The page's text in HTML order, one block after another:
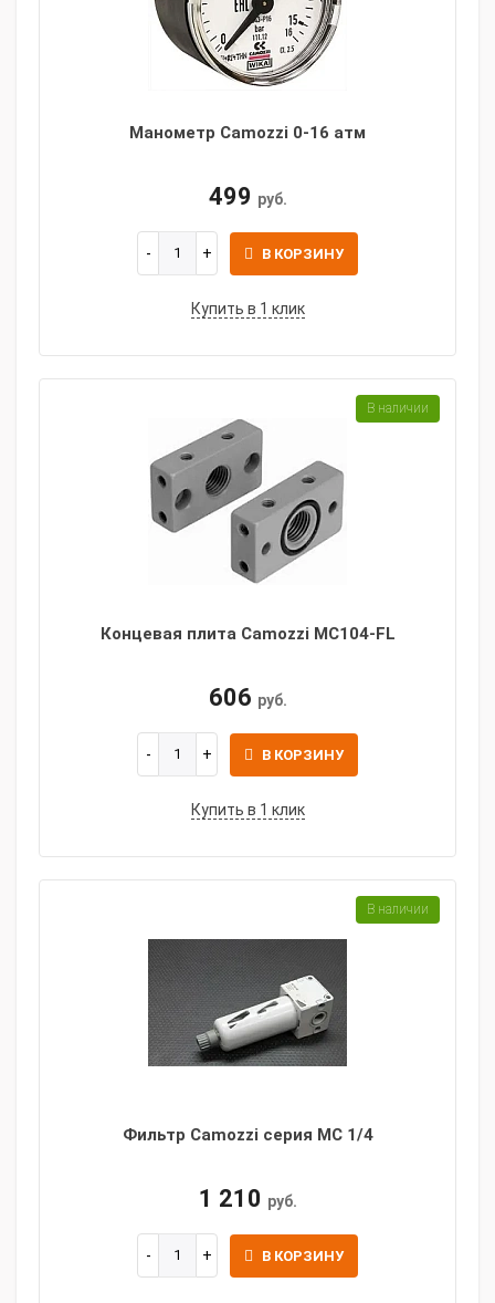
Манометр Camozzi 0-16 атм
499 руб.
В КОРЗИНУ
Купить в 1 клик
Концевая плита Camozzi MC104-FL
606 руб.
В КОРЗИНУ
Купить в 1 клик
В наличии
Фильтр Camozzi серия MC 1/4
1 210 руб.
В КОРЗИНУ
В наличии